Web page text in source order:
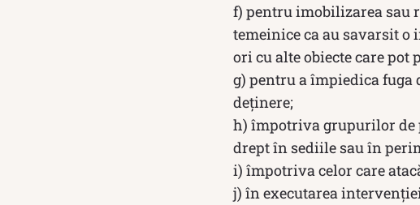
f) pentru imobilizarea sau
temeinice ca au savarsit o
ori cu alte obiecte care
g) pentru a împiedica fuga
deținere;
h) împotriva grupurilor de
drept în sediile sau în
i) împotriva celor care
j) în executarea